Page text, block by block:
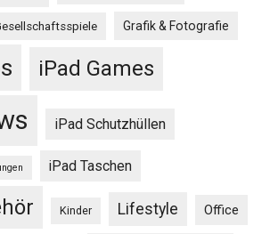
Grafik & Fotografie
iPad Games
iPad Schutzhüllen
iPad Taschen
Kinder Lifestyle Office